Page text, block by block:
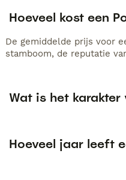
Hoeveel kost een
De gemiddelde prijs voor
stamboom, de reputatie
Wat is het karakter
Hoeveel jaar leeft